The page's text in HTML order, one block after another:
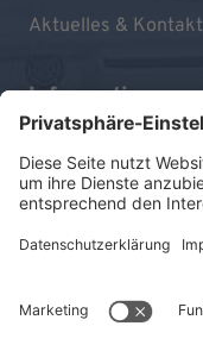
Aktuelles & Kontakt
Informationen
Impressum